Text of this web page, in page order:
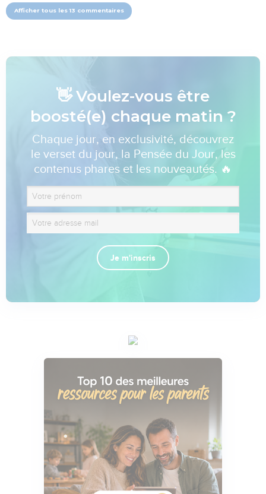
Afficher tous les 13 commentaires
👋 Voulez-vous être
boosté(e) chaque matin ?
Chaque jour, en exclusivité, découvrez
le verset du jour, la Pensée du Jour, les
contenus phares et les nouveautés. 🔥
Je m'inscris